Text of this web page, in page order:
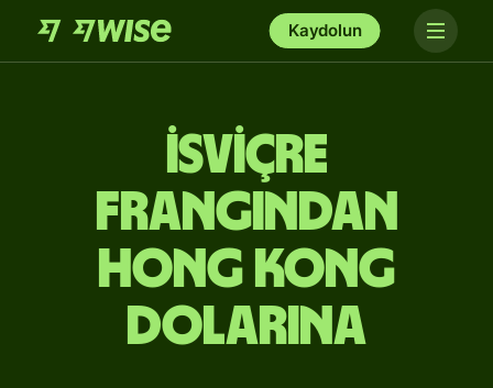
Kaydolun
İsviçre
frangından
Hong Kong
dolarına